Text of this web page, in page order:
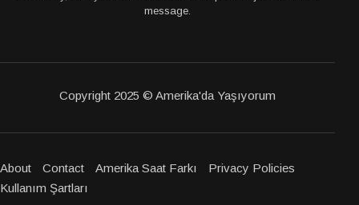
message.
Copyright 2025 © Amerika'da Yaşıyorum
About Contact Amerika Saat Farkı
Privacy Policies
Kullanım Şartları